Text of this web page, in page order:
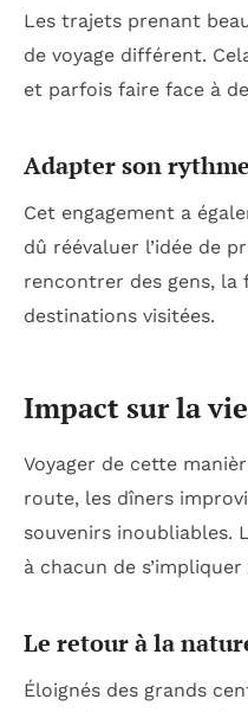
Les trajets prenant
de voyage différent.
et parfois faire face à
Adapter son
Cet engagement a
dû réévaluer l’idée de
rencontrer des gens, la
destinations visitées.
Impact sur la
Voyager de cette
route, les dîners
souvenirs inoubliables.
à chacun de
Le retour à la
Éloignés des grands